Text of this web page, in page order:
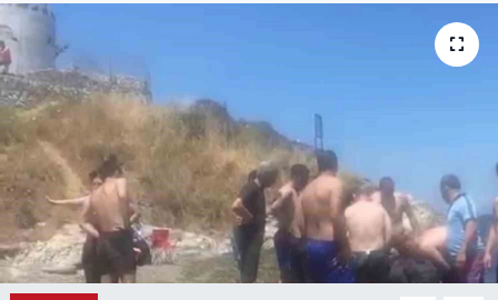
Haber
Haber İlanlar
Kültür-Sanat
Magazin